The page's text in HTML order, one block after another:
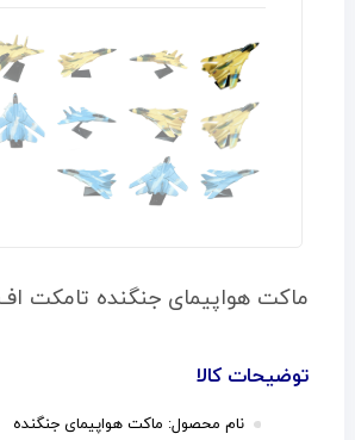
ماکت هواپیمای جنگنده تامکت اف-14 30
توضیحات کالا
نام محصول: ماکت هواپیمای جنگنده